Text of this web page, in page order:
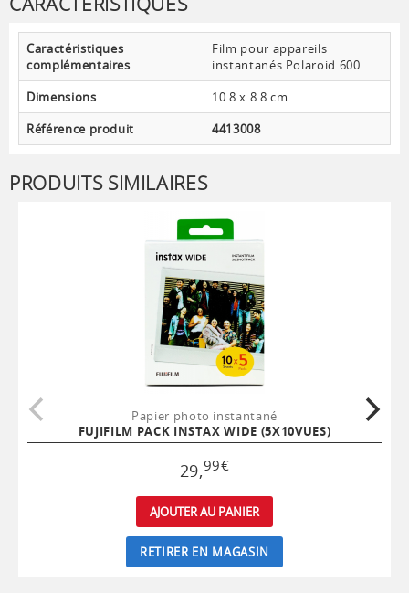
Caractéristiques
complémentaires
Film pour appareils
instantanés Polaroid 600
Dimensions
10.8 x 8.8 cm
Référence produit
4413008
PRODUITS SIMILAIRES
Papier photo instantané
FUJIFILM PACK INSTAX WIDE (5X10VUES)
29,99€
AJOUTER AU PANIER
RETIRER EN MAGASIN